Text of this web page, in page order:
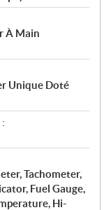
À Main
Unique Doté
Tachometer,
Fuel Gauge,
Hi-